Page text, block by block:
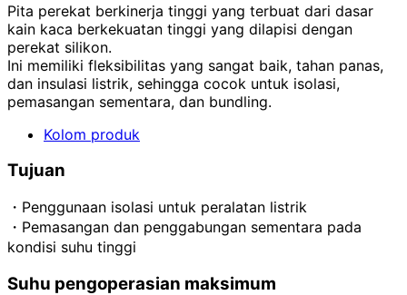
Pita perekat berkinerja tinggi yang terbuat dari dasar
kain kaca berkekuatan tinggi yang dilapisi dengan
perekat silikon.
Ini memiliki fleksibilitas yang sangat baik, tahan panas,
dan insulasi listrik, sehingga cocok untuk isolasi,
pemasangan sementara, dan bundling.
Kolom produk
Tujuan
・Penggunaan isolasi untuk peralatan listrik
・Pemasangan dan penggabungan sementara pada
kondisi suhu tinggi
Suhu pengoperasian maksimum